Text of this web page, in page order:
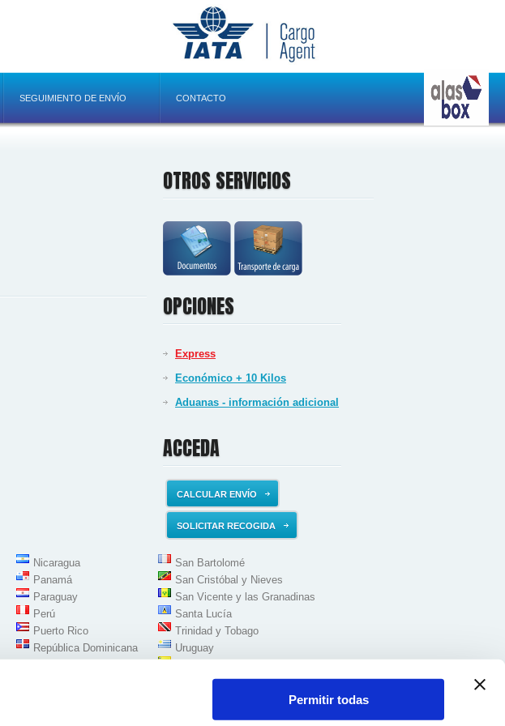
Permitir todas
SEGUIMIENTO DE ENVÍO CONTACTO
OTROS SERVICIOS
OPCIONES
Express
Económico + 10 Kilos
Aduanas - información adicional
ACCEDA
CALCULAR ENVÍO
SOLICITAR RECOGIDA
Nicaragua
Panamá
Paraguay
Perú
Puerto Rico
República Dominicana
San Bartolomé
San Cristóbal y Nieves
San Vicente y las Granadinas
Santa Lucía
Trinidad y Tobago
Uruguay